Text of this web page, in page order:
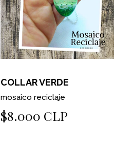
COLLAR VERDE
mosaico reciclaje
$8.000 CLP